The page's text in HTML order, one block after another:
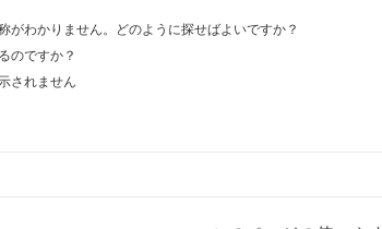
がわかりません。どのように探せばよいですか？
のですか？
されません